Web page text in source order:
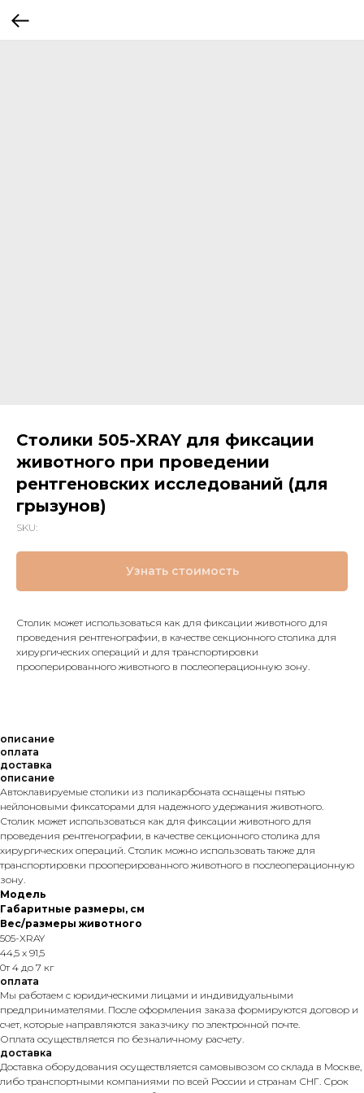
Столики 505-XRAY для фиксации
животного при проведении
рентгеновских исследований (для
грызунов)
SKU:
Узнать стоимость
Столик может использоваться как для фиксации животного для
проведения рентгенографии, в качестве секционного столика для
хирургических операций и для транспортировки
прооперированного животного в послеоперационную зону.
описание
оплата
доставка
описание
Автоклавируемые столики из поликарбоната оснащены пятью
нейлоновыми фиксаторами для надежного удержания животного.
Столик может использоваться как для фиксации животного для
проведения рентгенографии, в качестве секционного столика для
хирургических операций. Столик можно использовать также для
транспортировки прооперированного животного в послеоперационную
зону.
Модель
Габаритные размеры, см
Вес/размеры животного
505-XRAY
44,5 x 91,5
0т 4 до 7 кг
оплата
Мы работаем с юридическими лицами и индивидуальными
предпринимателями. После оформления заказа формируются договор и
счет, которые направляются заказчику по электронной почте.
Оплата осуществляется по безналичному расчету.
доставка
Доставка оборудования осуществляется самовывозом со склада в Москве,
либо транспортными компаниями по всей России и странам СНГ. Срок